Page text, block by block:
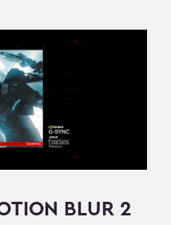
BLUR 2